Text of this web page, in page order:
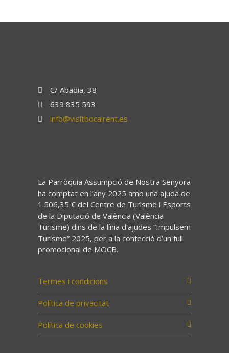
C/ Abadia, 38
639 835 593
info@visitbocairent.es
La Parròquia Assumpció de Nostra Senyora
ha comptat en l’any 2025 amb una ajuda de
1.506,35 € del Centre de Turisme i Esports
de la Diputació de València (València
Turisme) dins de la línia d’ajudes “Impulsem
Turisme” 2025, per a la confecció d’un full
promocional de MOCB.
Termes i condicions
Política de privacitat
Política de cookies